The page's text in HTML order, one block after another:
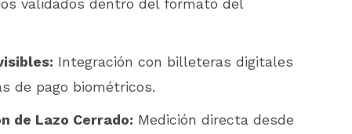
validados dentro del formato del
Integración con billeteras digitales
de pago biométricos.
de Lazo Cerrado: Medición directa desde